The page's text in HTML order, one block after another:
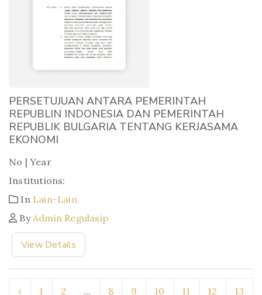
PERSETUJUAN ANTARA PEMERINTAH
REPUBLIN INDONESIA DAN PEMERINTAH
REPUBLIK BULGARIA TENTANG KERJASAMA
EKONOMI
No | Year
Institutions:
In Lain-Lain
ByAdmin Regulasip
View Details
‹ 1 2 ... 8 9 10 11 12 13